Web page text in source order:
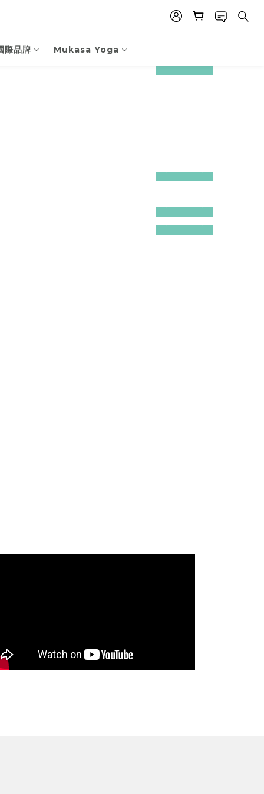
際品牌 Mukasa Yoga
prev next
prev
next
prev
next
prev
next